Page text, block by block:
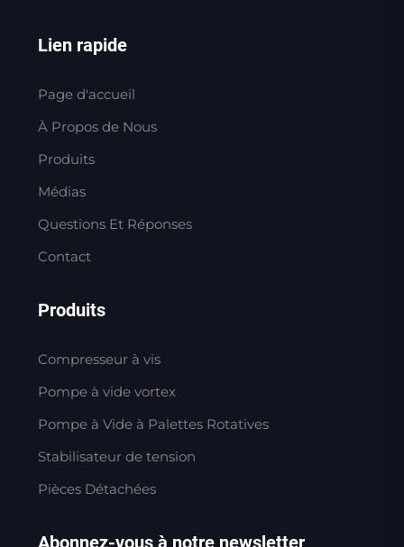
Lien rapide
Page d'accueil
À Propos de Nous
Produits
Médias
Questions Et Réponses
Contact
Produits
Compresseur à vis
Pompe à vide vortex
Pompe à Vide à Palettes Rotatives
Stabilisateur de tension
Pièces Détachées